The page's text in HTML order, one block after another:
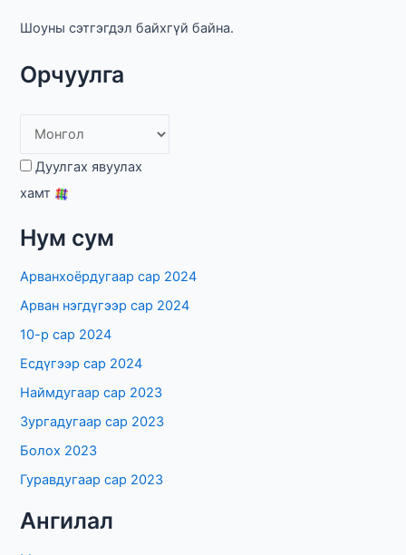
Шоуны сэтгэгдэл байхгүй байна.
Орчуулга
Дуулгах явуулах
хамт
Нум сум
Арванхоёрдугаар сар 2024
Арван нэгдүгээр сар 2024
10-р сар 2024
Есдүгээр сар 2024
Наймдугаар сар 2023
Зургадугаар сар 2023
Болох 2023
Гуравдугаар сар 2023
Ангилал